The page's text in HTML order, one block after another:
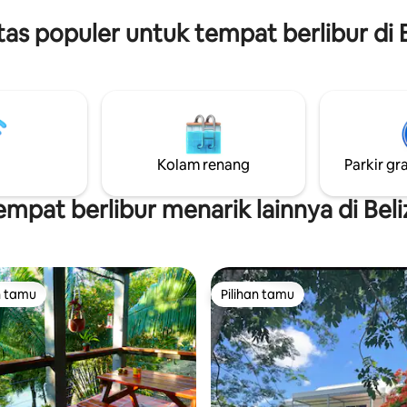
yang rindang di dekat San
Management, masa inap Anda
dan tak terlupakan.
populer untuk tempat berlibur di
Kolam renang Parkir
berlibur menarik lainnya di
terpopuler
tamu Pilihan tamu
Pilihan tamu